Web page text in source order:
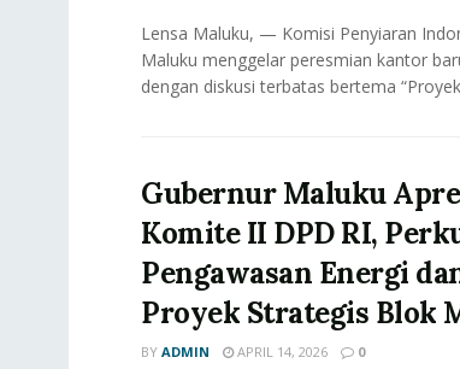
Lensa Maluku, — Komisi Penyiaran
Maluku menggelar peresmian kantor
dengan diskusi terbatas bertema
Gubernur Maluku
Komite II DPD RI,
Pengawasan Energi
Proyek Strategis Blok
BY ADMIN APRIL 14, 2026 0